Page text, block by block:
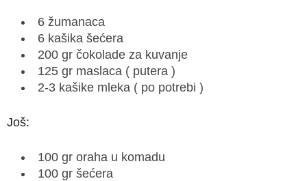
6 žumanaca
6 kašika šećera
200 gr čokolade za kuvanje
125 gr maslaca ( putera )
2-3 kašike mleka ( po potrebi )
Još:
100 gr oraha u komadu
100 gr šećera